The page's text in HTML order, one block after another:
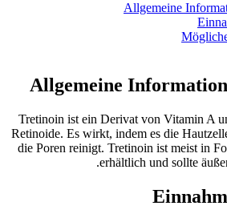
Allgemeine
Allgemeine
Tretinoin ist ein Derivat von Vitamin A
Retinoide. Es wirkt, indem es die
die Poren reinigt. Tretinoin ist meist in
erhältlich und sollte